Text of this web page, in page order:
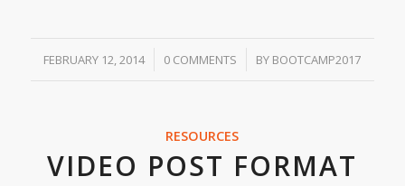
FEBRUARY 12, 2014
/ 0 COMMENTS
/ BY BOOTCAMP2017
RESOURCES
VIDEO POST FORMAT